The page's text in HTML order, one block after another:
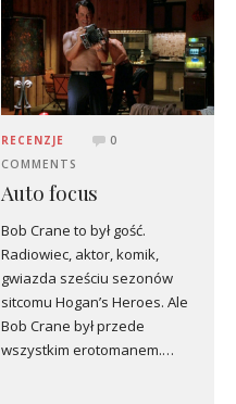
RECENZJE
0
COMMENTS
Auto focus
Bob Crane to był gość.
Radiowiec, aktor, komik,
gwiazda sześciu sezonów
sitcomu Hogan’s Heroes. Ale
Bob Crane był przede
wszystkim erotomanem.…